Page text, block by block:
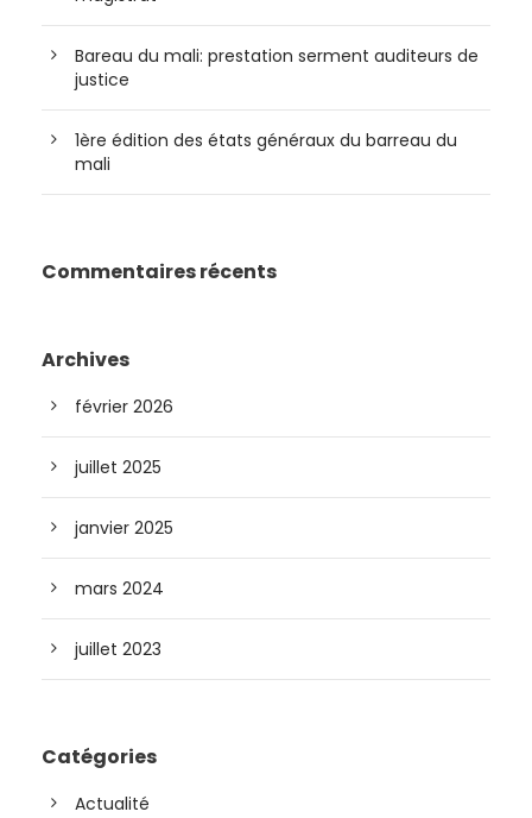
Bareau du mali: prestation serment auditeurs de
justice
1ère édition des états généraux du barreau du
mali
Commentaires récents
Archives
février 2026
juillet 2025
janvier 2025
mars 2024
juillet 2023
Catégories
Actualité